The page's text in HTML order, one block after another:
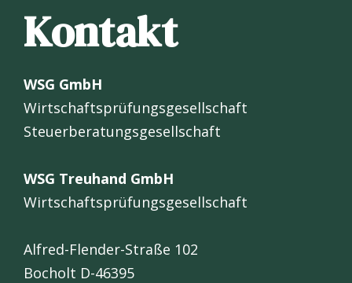
Kontakt
WSG GmbH
Wirtschaftsprüfungsgesellschaft
Steuerberatungsgesellschaft
WSG Treuhand GmbH
Wirtschaftsprüfungsgesellschaft
Alfred-Flender-Straße 102
Bocholt D-46395